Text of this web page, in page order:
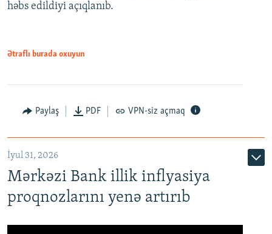
həbs edildiyi açıqlanıb.
Ətraflı burada oxuyun
Paylaş PDF VPN-siz açmaq
İyul 31, 2026
Mərkəzi Bank illik inflyasiya
proqnozlarını yenə artırıb